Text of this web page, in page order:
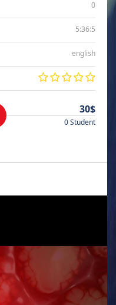
0
5:36:5
english
30$
0 Student